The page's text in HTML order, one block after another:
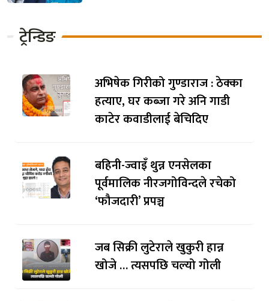
ट्रेन्डिङ
अभिषेक गिरीको गुण्डाराज : ठेक्का
हत्याए, घर कब्जा गरे अनि गाडी
काटेर कवाडीलाई बेचिदिए
बहिनी-ज्वाइँ थुन्न एनसेलका
पूर्वमालिक नीरजगोविन्दले रचेको
‘फौजदारी’ प्रपञ्च
जब सिक्री लुटेराले खुकुरी हान्न
खोजे … त्यसपछि चल्यो गोली